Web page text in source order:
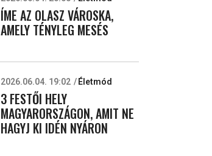
ÍME AZ OLASZ VÁROSKA,
AMELY TÉNYLEG MESÉS
2026.06.04. 19:02 Életmód
3 FESTŐI HELY
MAGYARORSZÁGON, AMIT NE
HAGYJ KI IDÉN NYÁRON